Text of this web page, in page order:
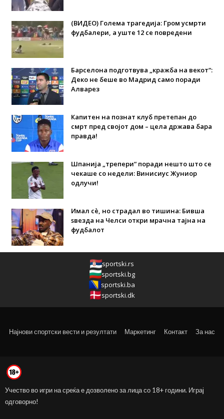
(ВИДЕО) Голема трагедија: Гром усмрти
фудбалери, а уште 12 се повредени
Барселона подготвува „кражба на векот“:
Деко не беше во Мадрид само поради
Алварез
Капитен на познат клуб претепан до
смрт пред својот дом – цела држава бара
правда!
Шпанија „трепери“ поради нешто што се
чекаше со недели: Винисиус Жуниор
одлучи!
Имал сè, но страдал во тишина: Бивша
ѕвезда на Челси откри мрачна тајна на
фудбалот
sportski.rs
sportski.bg
sportski.ba
sportski.dk
Најнови спортски вести и резултати Маркетинг Контакт За нас
Учество во игри на среќа е дозволено за лица со 18+ години. Играј
одговорно!